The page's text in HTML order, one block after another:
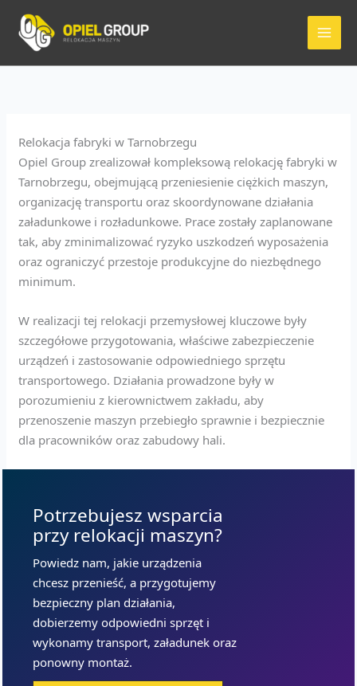
treści
Relokacja fabryki w Tarnobrzegu
Opiel Group zrealizował kompleksową relokację fabryki w
Tarnobrzegu, obejmującą przeniesienie ciężkich maszyn,
organizację transportu oraz skoordynowane działania
załadunkowe i rozładunkowe. Prace zostały zaplanowane
tak, aby zminimalizować ryzyko uszkodzeń wyposażenia
oraz ograniczyć przestoje produkcyjne do niezbędnego
minimum.
W realizacji tej relokacji przemysłowej kluczowe były
szczegółowe przygotowania, właściwe zabezpieczenie
urządzeń i zastosowanie odpowiedniego sprzętu
transportowego. Działania prowadzone były w
porozumieniu z kierownictwem zakładu, aby
przenoszenie maszyn przebiegło sprawnie i bezpiecznie
dla pracowników oraz zabudowy hali.
Potrzebujesz wsparcia
przy relokacji maszyn?
Powiedz nam, jakie urządzenia
chcesz przenieść, a przygotujemy
bezpieczny plan działania,
dobierzemy odpowiedni sprzęt i
wykonamy transport, załadunek oraz
ponowny montaż.